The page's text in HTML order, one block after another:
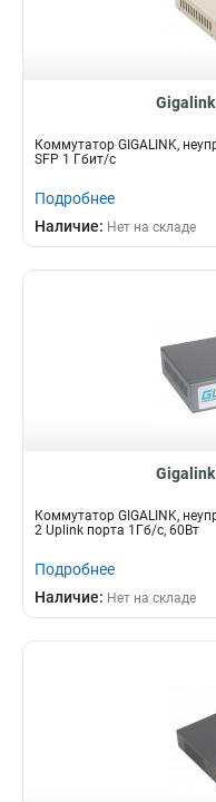
Gigalink
Коммутатор GIGALINK,
SFP 1 Гбит/с
Подробнее
Наличие: Нет на складе
Gigalink
Коммутатор GIGALINK,
2 Uplink порта 1Гб/с, 60Вт
Подробнее
Наличие: Нет на складе